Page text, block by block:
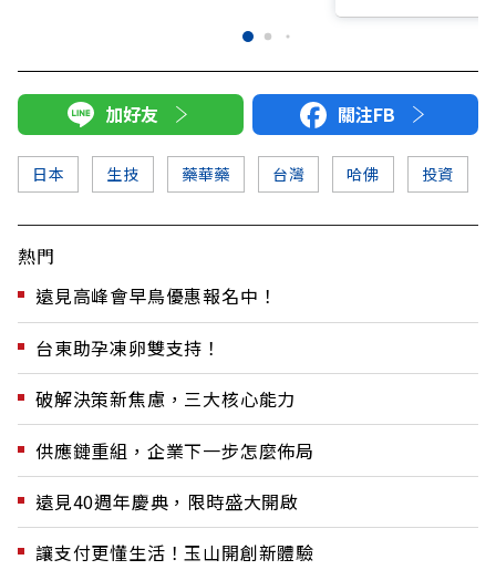
加好友 關注FB
日本 生技 藥華藥 台灣 哈佛 投資
熱門
遠見高峰會早鳥優惠報名中！
台東助孕凍卵雙支持！
破解決策新焦慮，三大核心能力
供應鏈重組，企業下一步怎麼佈局
遠見40週年慶典，限時盛大開啟
讓支付更懂生活！玉山開創新體驗